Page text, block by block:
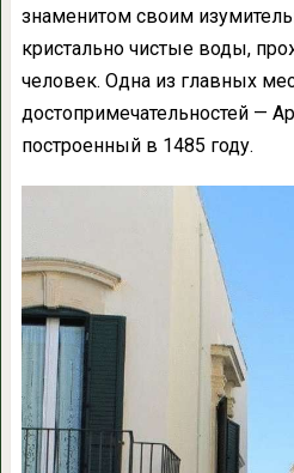
знаменитом своим
кристально чистые воды,
человек. Одна из главных
достопримечательностей —
построенный в 1485 году.